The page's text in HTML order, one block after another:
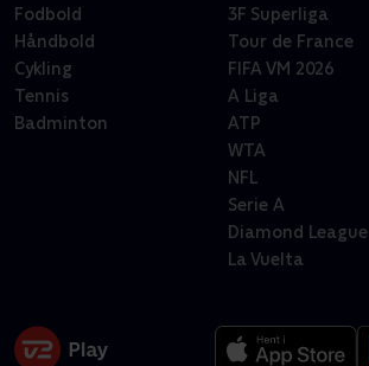
Fodbold
Håndbold
Cykling
Tennis
Badminton
3F Superliga
Tour de France
FIFA VM 2026
A Liga
ATP
WTA
NFL
Serie A
Diamond League
La Vuelta